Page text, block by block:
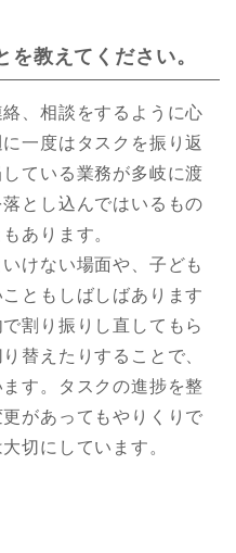
教えてください。
、相談をするように心
一度はタスクを振り返
ている業務が多岐に渡
とし込んではいるもの
あります。
けない場面や、子ども
ともしばしばあります
割り振りし直してもら
替えたりすることで、
す。タスクの進捗を整
があってもやりくりで
切にしています。